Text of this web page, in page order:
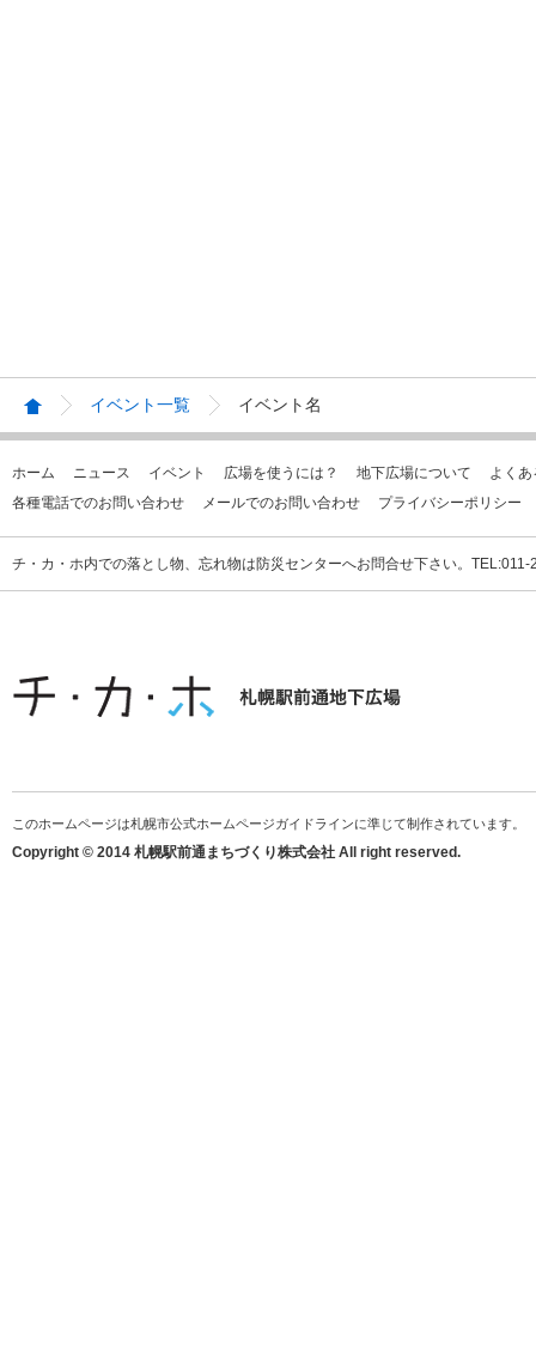
イベント一覧 イベント名
ホーム ニュース イベント 広場を使うには？ 地下広場について
よく
各種電話でのお問い合わせ
メールでのお問い合わせ プライバシーポリシー
チ・カ・ホ内での落とし物、忘れ物は防災センターへお問合せ下さい。
このホームページは札幌市公式ホームページガイドラインに準じて制作されています。
Copyright © 2014 札幌駅前通まちづくり株式会社 All right reserved.